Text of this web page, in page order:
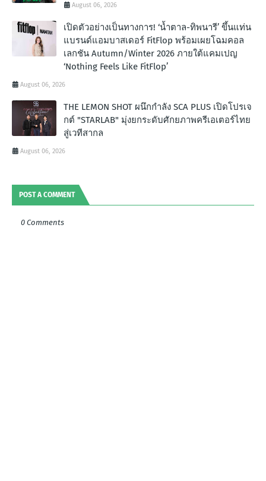
August 06, 2026
เปิดตัวอย่างเป็นทางการ! ‘น้ำตาล-ทิพนารี’ ขึ้นแท่น
แบรนด์แอมบาสเดอร์ FitFlop พร้อมเผยโฉมคอล
เลกชัน Autumn/Winter 2026 ภายใต้แคมเปญ
‘Nothing Feels Like FitFlop’
August 06, 2026
THE LEMON SHOT ผนึกกำลัง SCA PLUS เปิดโปรเจ
กต์ "STARLAB" มุ่งยกระดับศักยภาพครีเอเตอร์ไทย
สู่เวทีสากล
August 06, 2026
POST A COMMENT
0 Comments